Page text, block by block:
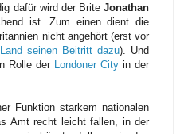
dafür wird der BriteJonathan
ist. Zum einen dient die
nicht angehört (erst vor
seinen Beitritt dazu). Und
Rolle der Londoner Cityin der
Funktion starkem nationalen
Amt recht leicht fallen, in der